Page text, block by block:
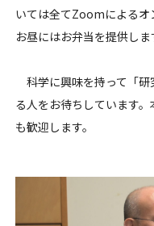
いては全てZoomによるオ
お昼にはお弁当を提供しま
科学に興味を持って「研
る人をお待ちしています
も歓迎します。